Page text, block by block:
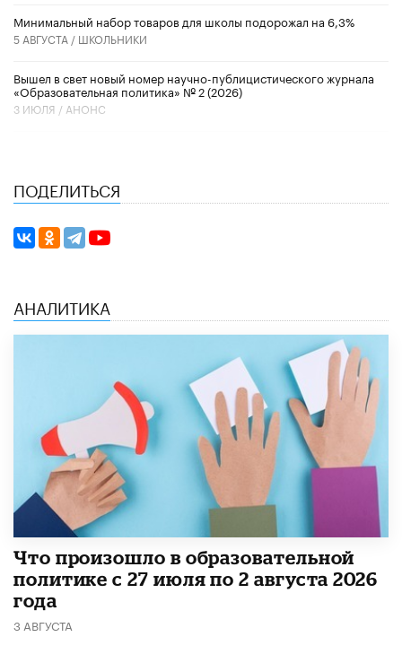
Минимальный набор товаров для школы подорожал на 6,3%
5 АВГУСТА / ШКОЛЬНИКИ
Вышел в свет новый номер научно-публицистического журнала
«Образовательная политика» № 2 (2026)
3 ИЮЛЯ / АНОНС
ПОДЕЛИТЬСЯ
АНАЛИТИКА
​Что произошло в образовательной
политике с 27 июля по 2 августа 2026
года
3 АВГУСТА